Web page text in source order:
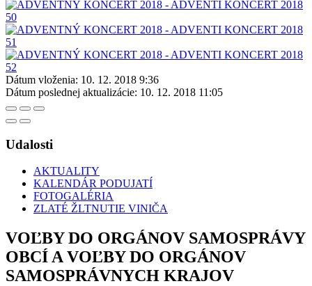
Dátum vloženia: 10. 12. 2018 9:36
Dátum poslednej aktualizácie: 10. 12. 2018 11:05
Udalosti
AKTUALITY
KALENDÁR PODUJATÍ
FOTOGALÉRIA
ZLATÉ ŽLTNUTIE VINIČA
VOĽBY DO ORGÁNOV SAMOSPRÁVY
OBCÍ A VOĽBY DO ORGÁNOV
SAMOSPRÁVNYCH KRAJOV